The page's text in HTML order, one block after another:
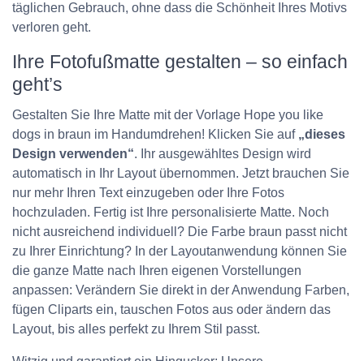
täglichen Gebrauch, ohne dass die Schönheit Ihres Motivs
verloren geht.
Ihre Fotofußmatte gestalten – so einfach
geht’s
Gestalten Sie Ihre Matte mit der Vorlage Hope you like
dogs in braun im Handumdrehen! Klicken Sie auf „dieses
Design verwenden“. Ihr ausgewähltes Design wird
automatisch in Ihr Layout übernommen. Jetzt brauchen Sie
nur mehr Ihren Text einzugeben oder Ihre Fotos
hochzuladen. Fertig ist Ihre personalisierte Matte. Noch
nicht ausreichend individuell? Die Farbe braun passt nicht
zu Ihrer Einrichtung? In der Layoutanwendung können Sie
die ganze Matte nach Ihren eigenen Vorstellungen
anpassen: Verändern Sie direkt in der Anwendung Farben,
fügen Cliparts ein, tauschen Fotos aus oder ändern das
Layout, bis alles perfekt zu Ihrem Stil passt.